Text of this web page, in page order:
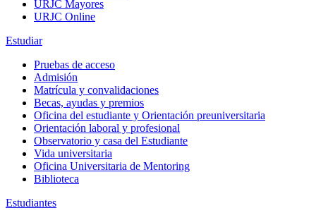
URJC Mayores
URJC Online
Estudiar
Pruebas de acceso
Admisión
Matrícula y convalidaciones
Becas, ayudas y premios
Oficina del estudiante y Orientación preuniversitaria
Orientación laboral y profesional
Observatorio y casa del Estudiante
Vida universitaria
Oficina Universitaria de Mentoring
Biblioteca
Estudiantes